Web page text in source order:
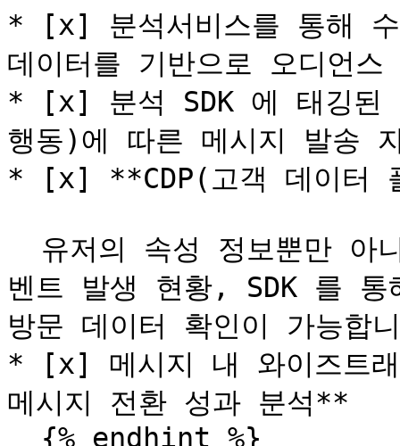
* [x] 분석서비스를 통해
데이터를 기반으로 오디언
* [x] 분석 SDK 에 태깅된
행동)에 따른 메시지 발송
* [x] **CDP(고객 데이터
벤트 발생 현황, SDK 를
방문 데이터 확인이 가능합
* [x] 메시지 내 와이즈트래
메시지 전환 성과 분석**